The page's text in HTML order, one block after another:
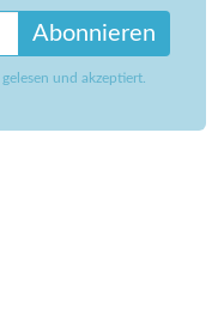
Abonnieren
gelesen und akzeptiert.